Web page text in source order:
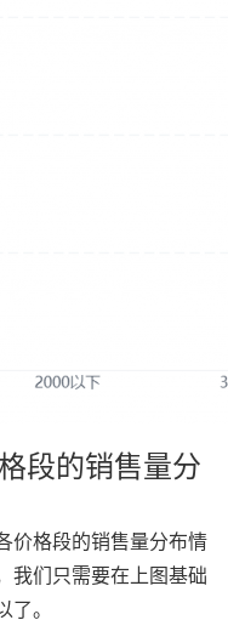
段的销售量分
价格段的销售量分布情
我们只需要在上图基础
。